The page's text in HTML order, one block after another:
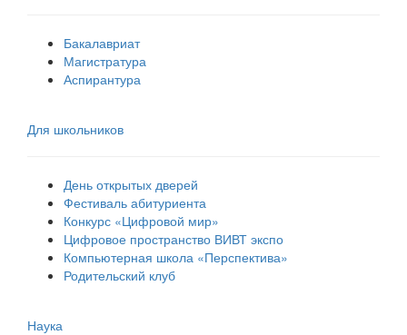
Бакалавриат
Магистратура
Аспирантура
Для школьников
День открытых дверей
Фестиваль абитуриента
Конкурс «Цифровой мир»
Цифровое пространство ВИВТ экспо
Компьютерная школа «Перспектива»
Родительский клуб
Наука